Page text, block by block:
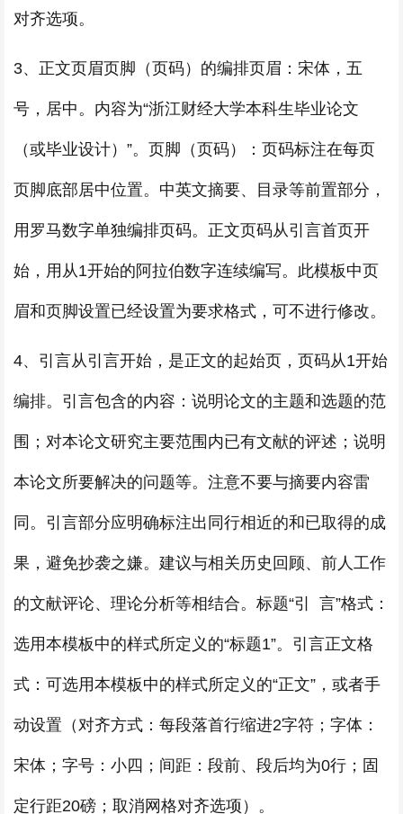
对齐选项。
3、正文页眉页脚（页码）的编排页眉：宋体，五
号，居中。内容为“浙江财经大学本科生毕业论文
（或毕业设计）”。页脚（页码）：页码标注在每页
页脚底部居中位置。中英文摘要、目录等前置部分，
用罗马数字单独编排页码。正文页码从引言首页开
始，用从1开始的阿拉伯数字连续编写。此模板中页
眉和页脚设置已经设置为要求格式，可不进行修改。
4、引言从引言开始，是正文的起始页，页码从1开始
编排。引言包含的内容：说明论文的主题和选题的范
围；对本论文研究主要范围内已有文献的评述；说明
本论文所要解决的问题等。注意不要与摘要内容雷
同。引言部分应明确标注出同行相近的和已取得的成
果，避免抄袭之嫌。建议与相关历史回顾、前人工作
的文献评论、理论分析等相结合。标题“引 言”格式：
选用本模板中的样式所定义的“标题1”。引言正文格
式：可选用本模板中的样式所定义的“正文”，或者手
动设置（对齐方式：每段落首行缩进2字符；字体：
宋体；字号：小四；间距：段前、段后均为0行；固
定行距20磅；取消网格对齐选项）。